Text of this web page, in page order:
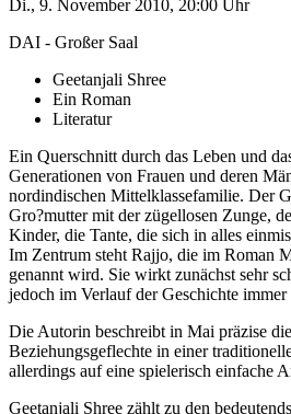
Di., 9. November 2010, 20:00 Uhr
DAI - Großer Saal
Geetanjali Shree
Ein Roman
Literatur
Ein Querschnitt durch das Leben und
Generationen von Frauen und deren
nordindischen Mittelklassefamilie. Der
Gro?mutter mit der zügellosen Zunge,
Kinder, die Tante, die sich in alles
Im Zentrum steht Rajjo, die im Roman
genannt wird. Sie wirkt zunächst sehr
jedoch im Verlauf der Geschichte immer
Die Autorin beschreibt in Mai präzise
Beziehungsgeflechte in einer
allerdings auf eine spielerisch einfache
Geetanjali Shree zählt zu den